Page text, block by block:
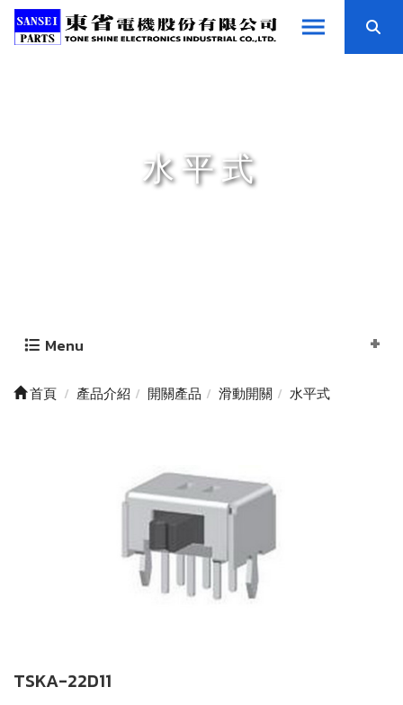
水平式
Menu
首頁 產品介紹 開關產品 滑動開關 水平式
TSKA-22D11